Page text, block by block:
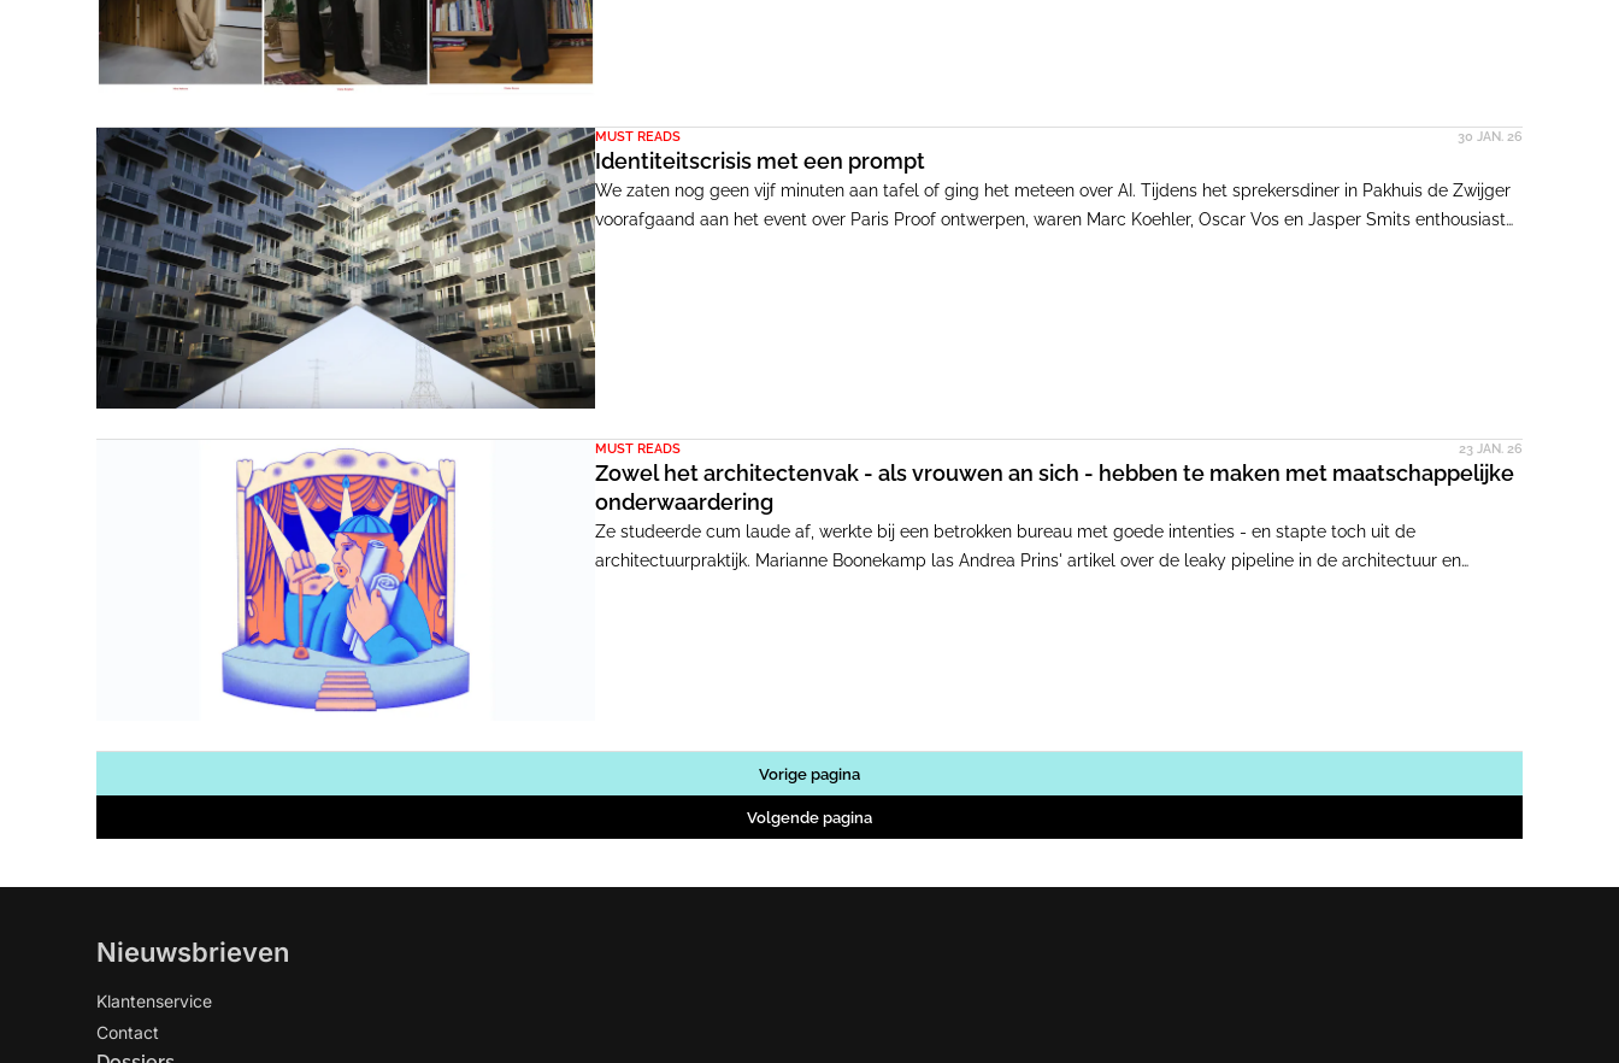
MUST READS 30 JAN. 26
Identiteitscrisis met een prompt
We zaten nog geen vijf minuten aan tafel of ging het meteen over AI. Tijdens het sprekersdiner in Pakhuis de Zwijger
voorafgaand aan het event over Paris Proof ontwerpen, waren Marc Koehler, Oscar Vos en Jasper Smits enthousiast
MUST READS 23 JAN. 26
Zowel het architectenvak - als vrouwen an sich - hebben te maken met maatschappelijke
onderwaardering
Ze studeerde cum laude af, werkte bij een betrokken bureau met goede intenties - en stapte toch uit de
architectuurpraktijk. Marianne Boonekamp las Andrea Prins' artikel over de leaky pipeline in de architectuur en
Vorige pagina
Volgende pagina
Nieuwsbrieven
Klantenservice
Contact